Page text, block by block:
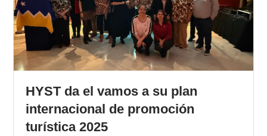
HYST da el vamos a su plan
internacional de promoción
turística 2025